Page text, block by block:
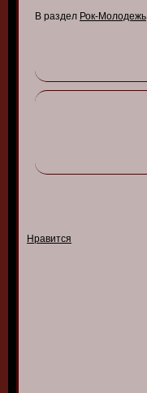
В раздел Рок-Молодежь
Нравится